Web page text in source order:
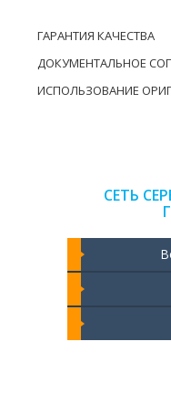
СЕТЬ
ГАРАНТИЯ КАЧЕСТВА
ДОКУМЕНТАЛЬНОЕ
ИСПОЛЬЗОВАНИЕ